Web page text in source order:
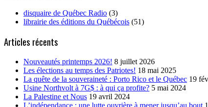
disquaire de Québec Radio (3)
librairie des éditions du Québécois (51)
Articles récents
Nouveautés printemps 2026! 8 juillet 2026
Les élections au temps des Patriotes! 18 mai 2025
La quête de la souveraineté : Porto Rico et le Québec 19
Usine Northvolt à 7G$ : à qui ça profite? 5 mai 2024
La Palestine et Nous 19 avril 2024
L’indépendance : une lutte ouvrière à mener jusqu’au bout